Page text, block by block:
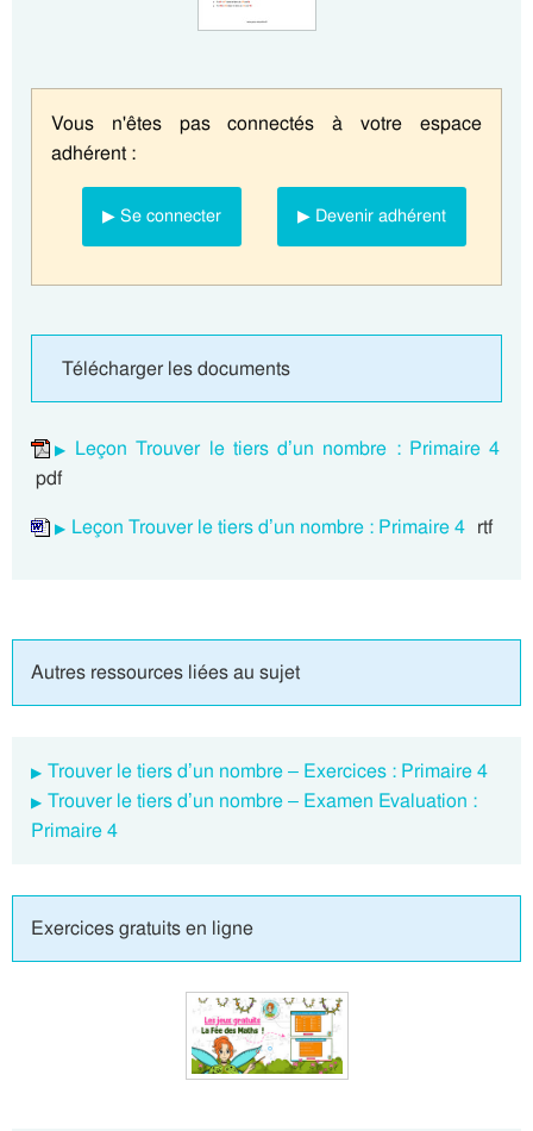
Vous n'êtes pas connectés à votre espace
adhérent :
▶ Se connecter ▶ Devenir adhérent
Télécharger les documents
Leçon Trouver le tiers d’un nombre : Primaire 4
pdf
Leçon Trouver le tiers d’un nombre : Primaire 4 rtf
Autres ressources liées au sujet
Trouver le tiers d’un nombre – Exercices : Primaire 4
Trouver le tiers d’un nombre – Examen Evaluation :
Primaire 4
Exercices gratuits en ligne